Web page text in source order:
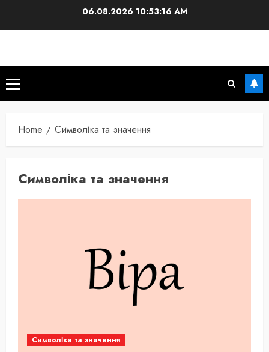
06.08.202610:53:17 AM
Primary
Menu
Home Символіка та значення
Символіка та значення
Символіка та значення